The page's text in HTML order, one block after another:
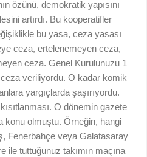
özünü, demokratik yapısını
artırdı. Bu kooperatifler
bu yasa, ceza yasası
ceza, ertelenemeyen ceza,
ceza. Genel Kurulunuzu 1
ceza veriliyordu. O kadar komik
yargıçlarda şaşırıyordu.
O dönemin gazete
konu olmuştu. Örneğin, hangi
Fenerbahçe veya Galatasaray
ile tuttuğunuz takımın maçına